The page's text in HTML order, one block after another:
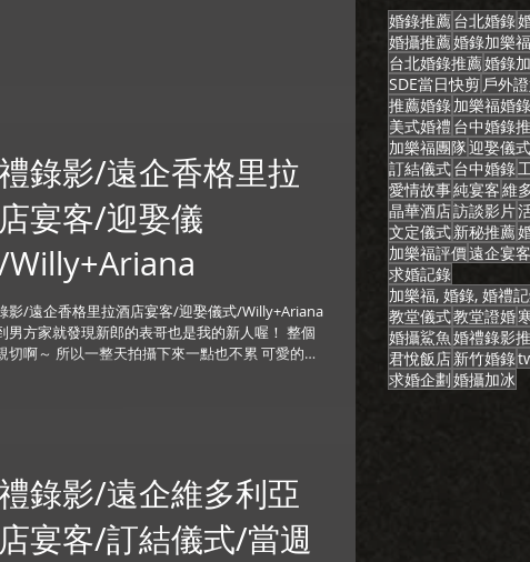
錄影/遠企香格里拉
宴客/迎娶儀
影/遠企香格里拉酒店宴客/迎娶儀式/Willy+Ariana
男方家就發現新郎的表哥也是我的新人喔！ 整個
攝下來一點也不累 可愛的大
錄影/遠企維多利亞
宴客/訂結儀式/當週
婚錄推薦台北婚錄
婚攝推薦婚錄加樂福
台北婚錄推薦婚錄
SDE當日快剪 戶外
推薦婚錄加樂福婚錄
美式婚禮 台中婚錄
加樂福團隊迎娶儀式
訂結儀式台中婚錄
愛情故事純宴客維
晶華酒店訪談影片
文定儀式新秘推薦
加樂福評價遠企宴客
求婚記錄
教堂儀式教堂證婚
婚攝鯊魚 婚禮錄影
君悅飯店新竹婚錄
求婚企劃婚攝加冰